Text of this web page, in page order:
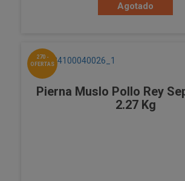
Agotado
270 -
OFERTAS
Pierna Muslo Pollo Rey
2.27 Kg